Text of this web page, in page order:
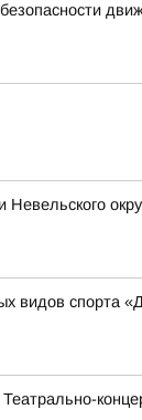
видов спорта